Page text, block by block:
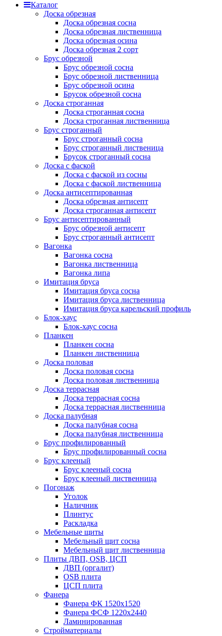
Каталог
Доска обрезная
Доска обрезная сосна
Доска обрезная лиственница
Доска обрезная осина
Доска обрезная 2 сорт
Брус обрезной
Брус обрезной сосна
Брус обрезной лиственница
Брус обрезной осина
Брусок обрезной сосна
Доска строганная
Доска строганная сосна
Доска строганная лиственница
Брус строганный
Брус строганный сосна
Брус строганный лиственица
Брусок строганный сосна
Доска с фаской
Доска с фаской из сосны
Доска с фаской лиственница
Доска антисептированная
Доска обрезная антисепт
Доска строганная антисепт
Брус антисептированный
Брус обрезной антисепт
Брус строганный антисепт
Вагонка
Вагонка сосна
Вагонка лиственница
Вагонка липа
Имитация бруса
Имитация бруса сосна
Имитация бруса лиственница
Имитация бруса карельский профиль
Блок-хаус
Блок-хаус сосна
Планкен
Планкен сосна
Планкен лиственница
Доска половая
Доска половая сосна
Доска половая лиственница
Доска террасная
Доска террасная сосна
Доска террасная лиственница
Доска палубная
Доска палубная сосна
Доска палубная лиственница
Брус профилированный
Брус профилированный сосна
Брус клееный
Брус клееный сосна
Брус клееный лиственница
Погонаж
Уголок
Наличник
Плинтус
Раскладка
Мебельные щиты
Мебельный щит сосна
Мебельный щит лиственница
Плиты ДВП, OSB, ЦСП
ДВП (оргалит)
OSB плита
ЦСП плита
Фанера
Фанера ФК 1520x1520
Фанера ФСФ 1220x2440
Ламинированная
Стройматериалы